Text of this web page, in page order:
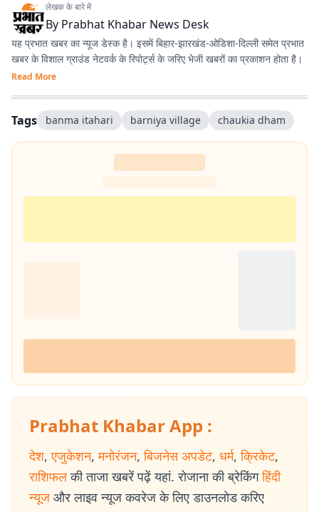
लेखक के बारे में
By Prabhat Khabar News Desk
यह प्रभात खबर का न्यूज डेस्क है। इसमें बिहार-झारखंड-ओडिशा-दिल्‍ली समेत प्रभात
खबर के विशाल ग्राउंड नेटवर्क के रिपोर्ट्स के जरिए भेजी खबरों का प्रकाशन होता है।
Read More
Tags banma itahari barniya village chaukia dham
Prabhat Khabar App :
देश, एजुकेशन, मनोरंजन, बिजनेस अपडेट, धर्म, क्रिकेट,
राशिफल की ताजा खबरें पढ़ें यहां. रोजाना की ब्रेकिंग हिंदी
न्यूज और लाइव न्यूज कवरेज के लिए डाउनलोड करिए